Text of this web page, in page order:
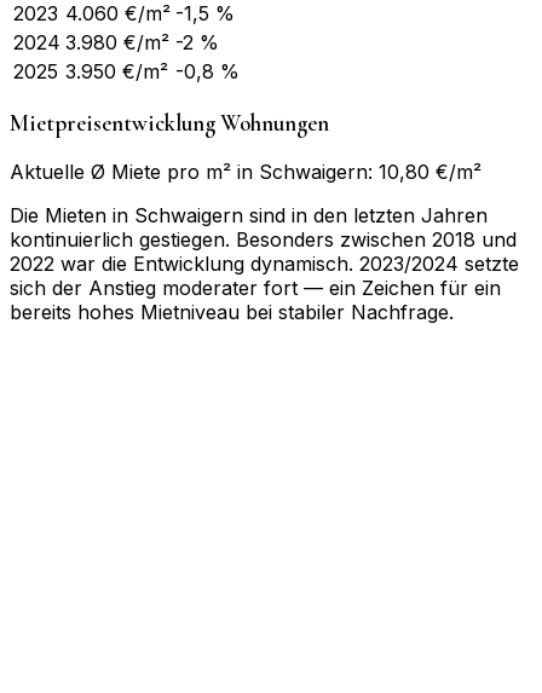
2023 4.060 €/m² -1,5 %
2024 3.980 €/m² -2 %
2025 3.950 €/m² -0,8 %
Mietpreisentwicklung Wohnungen
Aktuelle Ø Miete pro m² in Schwaigern: 10,80 €/m²
Die Mieten in Schwaigern sind in den letzten Jahren
kontinuierlich gestiegen. Besonders zwischen 2018 und
2022 war die Entwicklung dynamisch. 2023/2024 setzte
sich der Anstieg moderater fort — ein Zeichen für ein
bereits hohes Mietniveau bei stabiler Nachfrage.